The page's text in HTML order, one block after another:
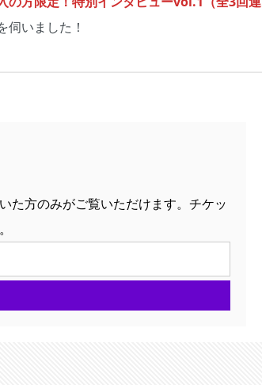
伺いました！
た方のみがご覧いただけます。チケッ